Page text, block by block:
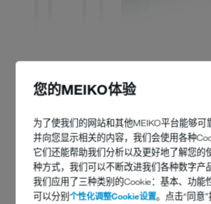
您的MEIKO体验
为了使我们的网站和其他MEIKO平台能够可
并向您显示相关的内容，我们会使用各种
它们还能帮助我们分析以及更好地了解您的
种方式，我们可以不断改进我们各种数字产
我们应用了三种类别的Cookie：基本、功能
可以分别个性化调整Cookie设置。点击“同意